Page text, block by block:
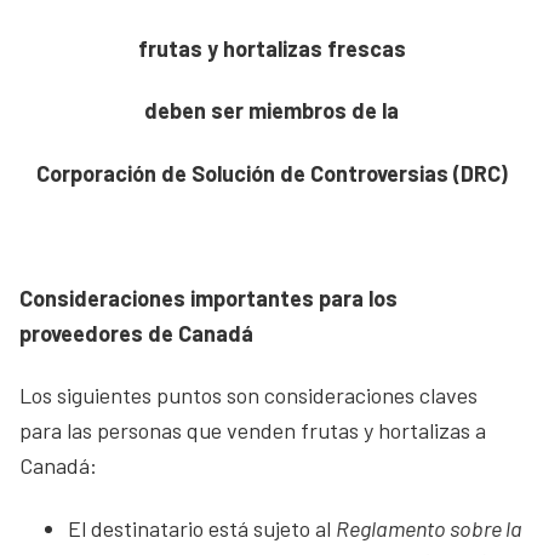
frutas y hortalizas frescas
deben ser miembros de la
Corporación de Solución de Controversias (DRC)
Consideraciones importantes para los
proveedores de Canadá
Los siguientes puntos son consideraciones claves
para las personas que venden frutas y hortalizas a
Canadá:
El destinatario está sujeto al Reglamento sobre la